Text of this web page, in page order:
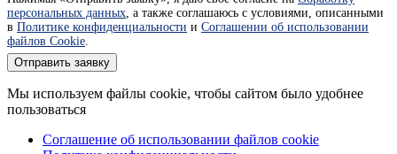
персональных данных , а также соглашаюсь с условиями, описанными
в Политике конфиденциальности и Соглашении об использовании
файлов Cookie
Отправить заявку
Мы используем файлы cookie, чтобы сайтом было удобнее
пользоваться
Соглашение об использовании файлов cookie